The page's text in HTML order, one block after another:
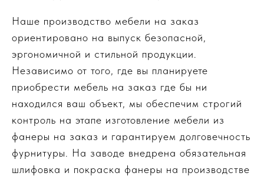
Наше производство мебели на заказ
ориентировано на выпуск безопасной,
эргономичной и стильной продукции.
Независимо от того, где вы планируете
приобрести мебель на заказ где бы ни
находился ваш объект, мы обеспечим строгий
контроль на этапе изготовление мебели из
фанеры на заказ и гарантируем долговечность
фурнитуры. На заводе внедрена обязательная
шлифовка и покраска фанеры на производстве